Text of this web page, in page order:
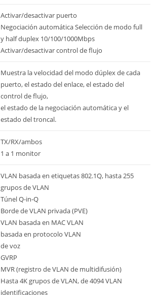
Activar/desactivar puerto
Negociación automática Selección de modo full
y half duplex 10/100/1000Mbps
Activar/desactivar control de flujo
Muestra la velocidad del modo dúplex de cada
puerto, el estado del enlace, el estado del
control de flujo,
el estado de la negociación automática y el
estado del troncal.
TX/RX/ambos
1 a 1 monitor
VLAN basada en etiquetas 802.1Q, hasta 255
grupos de VLAN
Túnel Q-in-Q
Borde de VLAN privada (PVE)
VLAN basada en MAC VLAN
basada en protocolo VLAN
de voz
GVRP
MVR (registro de VLAN de multidifusión)
Hasta 4K grupos de VLAN, de 4094 VLAN
identificaciones